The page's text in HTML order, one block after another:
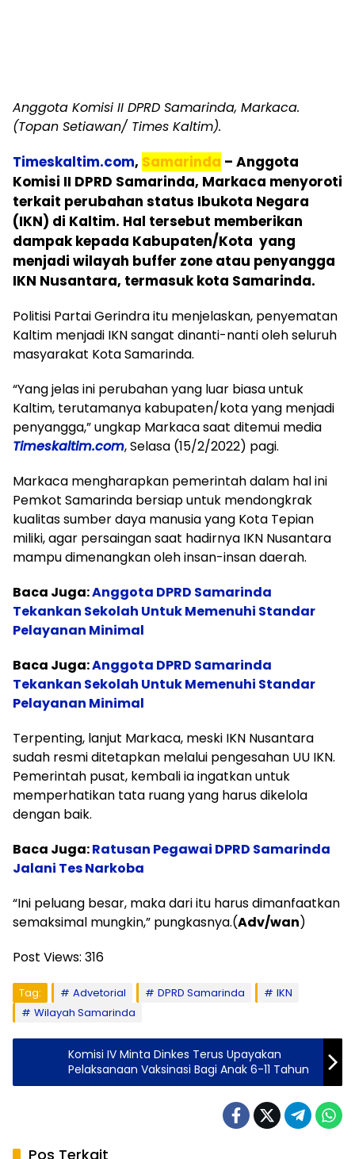
Anggota Komisi II DPRD Samarinda, Markaca.
(Topan Setiawan/ Times Kaltim).
Timeskaltim.com, Samarinda – Anggota
Komisi II DPRD Samarinda, Markaca menyoroti
terkait perubahan status Ibukota Negara
(IKN) di Kaltim. Hal tersebut memberikan
dampak kepada Kabupaten/Kota yang
menjadi wilayah buffer zone atau penyangga
IKN Nusantara, termasuk kota Samarinda.
Politisi Partai Gerindra itu menjelaskan, penyematan
Kaltim menjadi IKN sangat dinanti-nanti oleh seluruh
masyarakat Kota Samarinda.
“Yang jelas ini perubahan yang luar biasa untuk
Kaltim, terutamanya kabupaten/kota yang menjadi
penyangga,” ungkap Markaca saat ditemui media
Timeskaltim.com, Selasa (15/2/2022) pagi.
Markaca mengharapkan pemerintah dalam hal ini
Pemkot Samarinda bersiap untuk mendongkrak
kualitas sumber daya manusia yang Kota Tepian
miliki, agar persaingan saat hadirnya IKN Nusantara
mampu dimenangkan oleh insan-insan daerah.
Baca Juga:Anggota DPRD Samarinda
Tekankan Sekolah Untuk Memenuhi Standar
Pelayanan Minimal
Baca Juga:Anggota DPRD Samarinda
Tekankan Sekolah Untuk Memenuhi Standar
Pelayanan Minimal
Terpenting, lanjut Markaca, meski IKN Nusantara
sudah resmi ditetapkan melalui pengesahan UU IKN.
Pemerintah pusat, kembali ia ingatkan untuk
memperhatikan tata ruang yang harus dikelola
dengan baik.
Baca Juga:Ratusan Pegawai DPRD Samarinda
Jalani Tes Narkoba
“Ini peluang besar, maka dari itu harus dimanfaatkan
semaksimal mungkin,” pungkasnya.(Adv/wan)
Post Views: 316
Tag: Advetorial DPRD Samarinda
IKN
Wilayah Samarinda
Komisi IV Minta Dinkes Terus Upayakan
Pelaksanaan Vaksinasi Bagi Anak 6-11 Tahun
Pos Terkait